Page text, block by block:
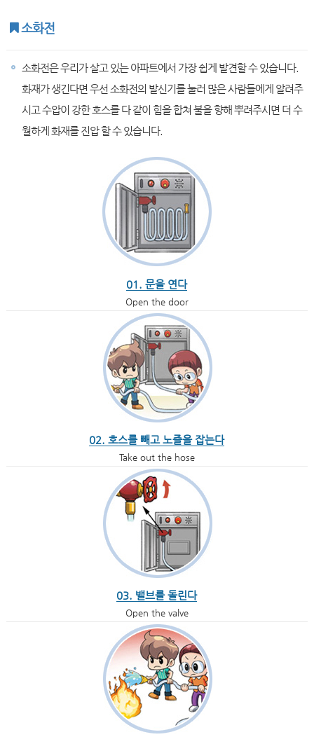
소화전
소화전은 우리가 살고 있는 아파트에서 가장 쉽게 발견할 수 있습니다.
화재가 생긴다면 우선 소화전의 발신기를 눌러 많은 사람들에게 알려주
시고 수압이 강한 호스를 다 같이 힘을 합쳐 불을 향해 뿌려주시면 더 수
월하게 화재를 진압 할 수 있습니다.
01. 문을 연다
Open the door
02. 호스를 빼고 노즐을 잡는다
Take out the hose
03. 밸브를 돌린다
Open the valve